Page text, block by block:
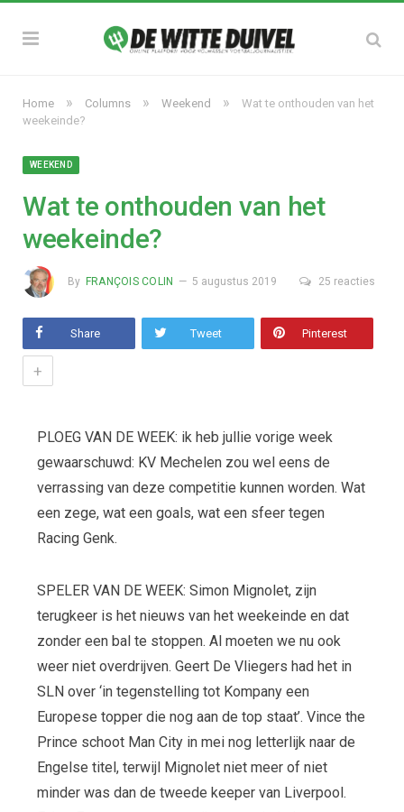
Home » Columns » Weekend »
Wat te onthouden van het
weekeinde?
WEEKEND
Wat te onthouden van het
weekeinde?
By FRANÇOIS COLIN 5 augustus 2019 25 reacties
Share Tweet Pinterest
+
PLOEG VAN DE WEEK: ik heb jullie vorige week
gewaarschuwd: KV Mechelen zou wel eens de
verrassing van deze competitie kunnen worden. Wat
een zege, wat een goals, wat een sfeer tegen
Racing Genk.
SPELER VAN DE WEEK: Simon Mignolet, zijn
terugkeer is het nieuws van het weekeinde en dat
zonder een bal te stoppen. Al moeten we nu ook
weer niet overdrijven. Geert De Vliegers had het in
SLN over ‘in tegenstelling tot Kompany een
Europese topper die nog aan de top staat’. Vince the
Prince schoot Man City in mei nog letterlijk naar de
Engelse titel, terwijl Mignolet niet meer of niet
minder was dan de tweede keeper van Liverpool.